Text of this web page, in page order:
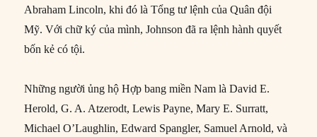
Abraham Lincoln, khi đó là Tổng tư lệnh của Quân đội
Mỹ. Với chữ ký của mình, Johnson đã ra lệnh hành quyết
bốn kẻ có tội.
Những người ủng hộ Hợp bang miền Nam là David E.
Herold, G. A. Atzerodt, Lewis Payne, Mary E. Surratt,
Michael O’Laughlin, Edward Spangler, Samuel Arnold, và